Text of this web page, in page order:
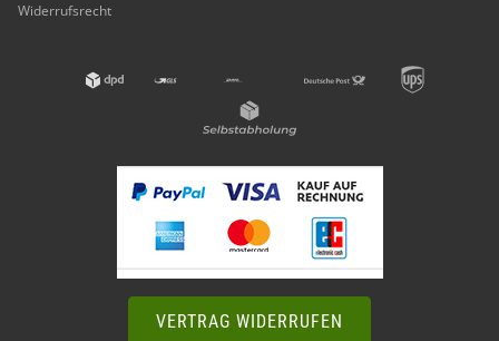
Widerrufsrecht
VERTRAG WIDERRUFEN